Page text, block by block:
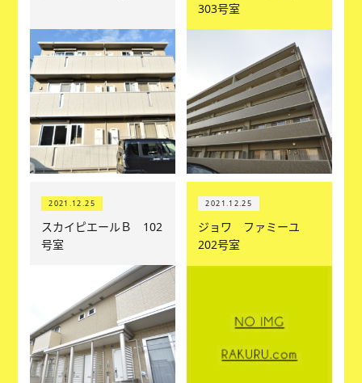
303号室
2021.12.25
スカイピエールＢ 102
号室
2021.12.25
ジョワ ファミーユ
202号室